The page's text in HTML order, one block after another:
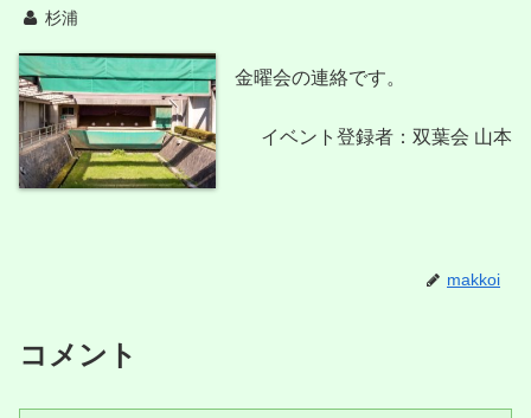
杉浦
金曜会の連絡です。
イベント登録者：双葉会 山本
makkoi
コメント